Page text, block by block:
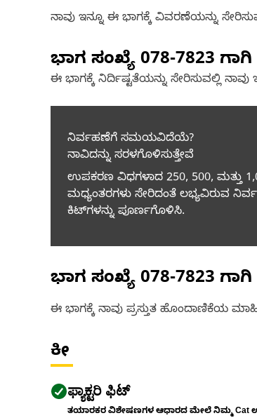
ನಾವು ಇನ್ನೂ ಈ ಭಾಗಕ್ಕೆ ವಿವರಣೆಯನ್ನು
ಭಾಗ ಸಂಖ್ಯೆ 078-7823
ಈ ಭಾಗಕ್ಕೆ ನಿರ್ದಿಷ್ಟತೆಯನ್ನು ಸೇರಿಸುವಲ್ಲಿ ನಾವು
ನಿರ್ವಹಣೆಗೆ ಸಮಯವಿದೆಯೆ?
ನಾವಿದನ್ನು ಸರಳಗೊಳಿಸುತ್ತೇವೆ
ಉಪಕರಣ ವಿಧಗಳಾದ 250, 500, ಮತ್ತು
ಮಧ್ಯಂತರಗಳು ಸೇರಿದಂತೆ ಲಭ್ಯವಿರುವ
ಕಿಟ್‌ಗಳನ್ನು ಪೂರ್ಣಗೊಳಿಸಿ.
ಭಾಗ ಸಂಖ್ಯೆ 078-7823
ಈ ಭಾಗಕ್ಕೆ ನಾವು ಪ್ರಸ್ತುತ ಹೊಂದಾಣಿಕೆಯ
ಕೀ
ಫ್ಯಾಕ್ಟರಿ ಫಿಟ್
ತಯಾರಕರ ವಿಶೇಷಣಗಳ ಆಧಾರದ ಮೇಲೆ ನಿಮ್ಮ Cat